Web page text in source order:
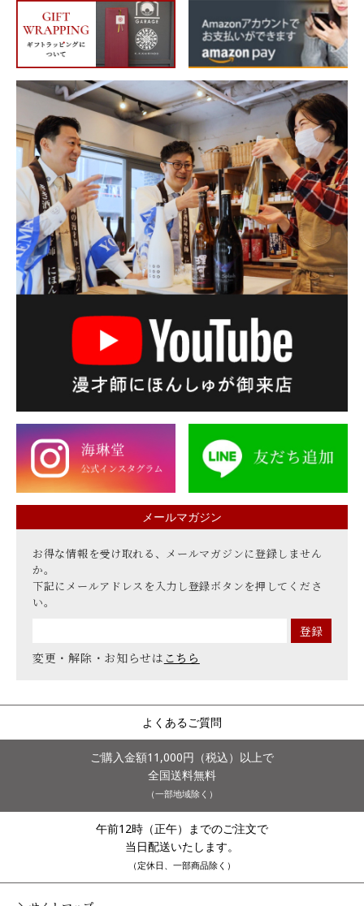
メールマガジン
お得な情報を受け取れる、メールマガジンに登録しません
か。
下記にメールアドレスを入力し登録ボタンを押してくださ
い。
変更・解除・お知らせは こちら
よくあるご質問
ご購入金額11,000円（税込）以上で
全国送料無料
（一部地域除く）
午前12時（正午）までのご注文で
当日配送いたします。
（定休日、一部商品除く）